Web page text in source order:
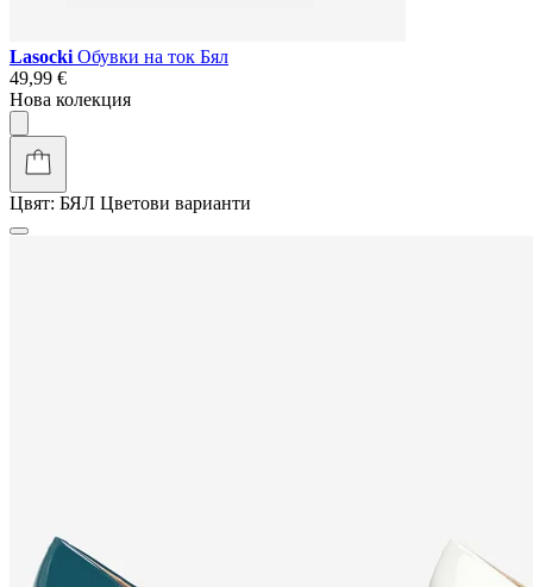
Lasocki Обувки на ток Бял
49,99 €
Нова колекция
Цвят: БЯЛ Цветови варианти